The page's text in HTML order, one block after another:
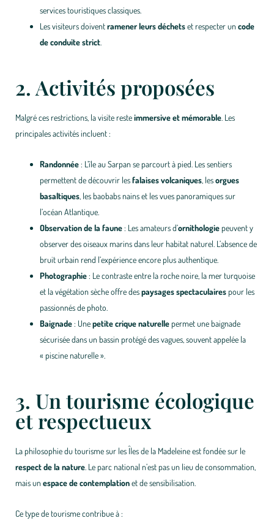
services touristiques classiques.
Les visiteurs doiventramener leurs déchetset respecter uncode
de conduite strict
2. Activités proposées
Malgré ces restrictions, la visite resteimmersive et mémorable . Les
principales activités incluent :
Randonnée: L’île au Sarpan se parcourt à pied. Les sentiers
permettent de découvrir lesfalaises volcaniques , lesorgues
basaltiques , les baobabs nains et les vues panoramiques sur
l’océan Atlantique.
Observation de la faune: Les amateurs d’ornithologiepeuvent y
observer des oiseaux marins dans leur habitat naturel. L’absence de
bruit urbain rend l’expérience encore plus authentique.
Photographie: Le contraste entre la roche noire, la mer turquoise
et la végétation sèche offre despaysages spectaculairespour les
passionnés de photo.
Baignade: Unepetite crique naturellepermet une baignade
sécurisée dans un bassin protégé des vagues, souvent appelée la
« piscine naturelle ».
3. Un tourisme écologique
et respectueux
La philosophie du tourisme sur les Îles de la Madeleine est fondée sur le
respect de la nature . Le parc national n’est pas un lieu de consommation,
mais unespace de contemplationet de sensibilisation.
Ce type de tourisme contribue à :